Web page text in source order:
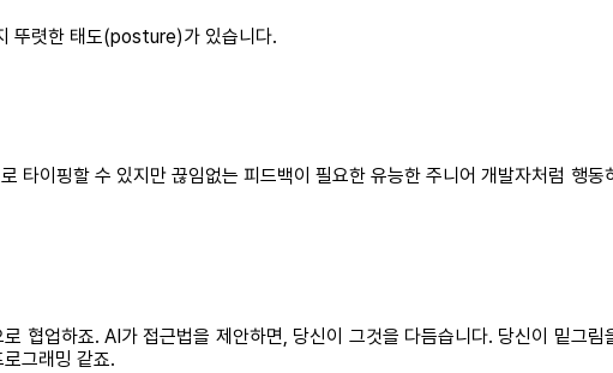
뚜렷한 태도(posture)가 있습니다.
타이핑할 수 있지만 끊임없는 피드백이 필요한 유능한 주니어 개발자처럼 행
협업하죠. AI가 접근법을 제안하면, 당신이 그것을 다듬습니다. 당신이 밑그
그래밍 같죠.